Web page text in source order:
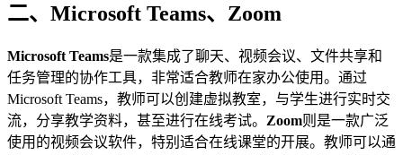
二、Microsoft Teams、Zoom
Microsoft Teams是一款集成了聊天、视频会议、文件共享和
任务管理的协作工具，非常适合教师在家办公使用。通过
Microsoft Teams，教师可以创建虚拟教室，与学生进行实时交
流，分享教学资料，甚至进行在线考试。 Zoom则是一款广泛
使用的视频会议软件，特别适合在线课堂的开展。教师可以通